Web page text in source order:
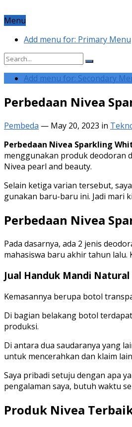
Menu
Add menu for: Primary Menu
Add menu for: Secondary
Perbedaan Nivea
Pembeda — May 20, 2023 in
Perbedaan Nivea Sparkling
menggunakan produk deodoran
Nivea pearl and beauty.
Selain ketiga varian tersebut,
gunakan baru-baru ini. Jadi mari
Perbedaan Nivea
Pada dasarnya, ada 2 jenis
mahasiswa baru akhir tahun lalu.
Jual Handuk Mandi
Kemasannya berupa botol
Di bagian belakang botol
produksi.
Di antara dua saudaranya yang
untuk mencerahkan dan klaim
Saya pribadi setuju dengan apa
pengalaman saya, butuh waktu
Produk Nivea